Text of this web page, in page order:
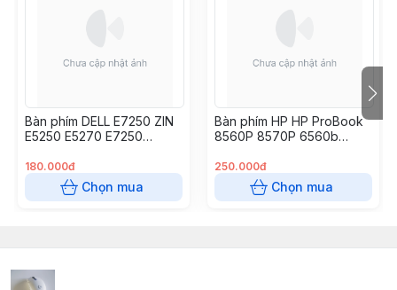
Bàn phím DELL E7250 ZIN
E5250 E5270 E7250
180.000đ
Chọn mua
Bàn phím HP HP ProBook
8560P 8570P 6560b
250.000đ
Chọn mua